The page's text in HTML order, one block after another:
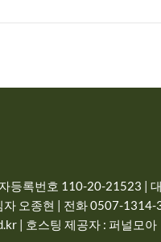
등록번호 110-20-21523 |
자 오종현 | 전화 0507-1314-
| 호스팅 제공자 : 퍼널모아